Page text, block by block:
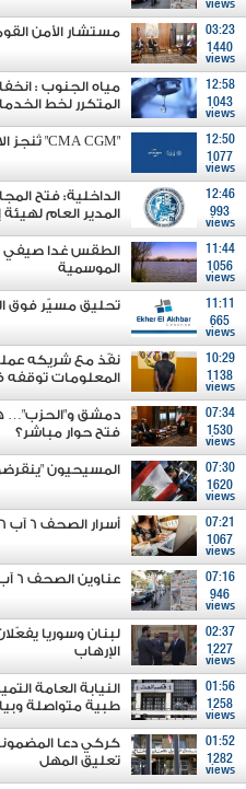
views
03:23
1440
views
مستشار الأمن
12:58
1043
views
مياه الجنوب :
المتكرر لخط
12:50
1077
views
"CMA CGM" تُنجز الاستحواذ على مجموعة فتّال
12:46
993
views
الداخلية: فتح
المدير العام لهيئة
11:44
1056
views
الطقس غدا صيفي
الموسمية
11:11
665
views
تحليق مسيّر فوق
10:29
1138
views
نفّذ مع شريكه
المعلومات توقفه
07:34
1530
views
دمشق و"الحزب"… هل
فتح حوار مباشر؟
07:30
1620
views
المسيحيون
07:21
1067
views
أسرار الصحف 6 آب 2026
07:16
946
views
عناوين الصحف 6 آب 2026
02:37
1227
views
لبنان وسوريا
الإرهاب
01:56
1258
views
النيابة العامة
طبية متواصلة
01:52
1282
views
كركي دعا
تعليق المهل